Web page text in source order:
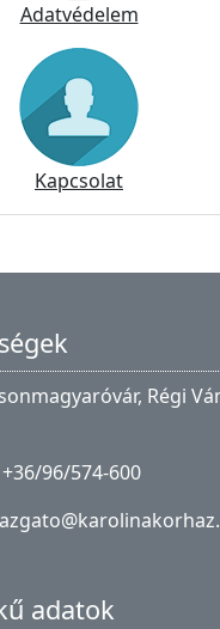
Adatvédelem
Kapcsolat
Régi
+36/96/574-600
adatok